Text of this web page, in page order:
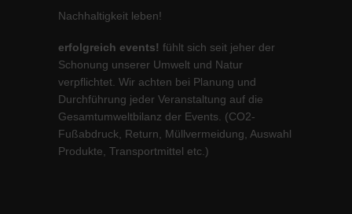
Nachhaltigkeit leben!
erfolgreich events! fühlt sich seit jeher der
Schonung unserer Umwelt und Natur
verpflichtet. Wir achten bei Planung und
Durchführung jeder Veranstaltung auf die
Gesamtumweltbilanz der Events. (CO2-
Fußabdruck, Return, Müllvermeidung, Auswahl
Produkte, Transportmittel etc.)